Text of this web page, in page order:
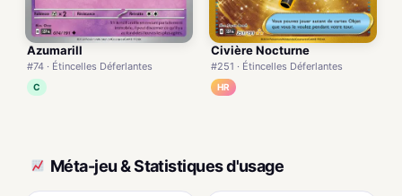
Azumarill
#74 · Étincelles Déferlantes
C
Civière Nocturne
#251 · Étincelles Déferlantes
HR
Méta-jeu & Statistiques d'usage